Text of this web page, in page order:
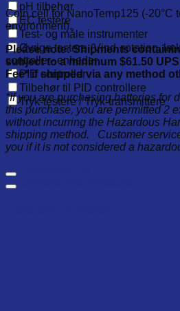
pH tilbehør
EC testere
Test- og måle instrumenter
Øvrige testere (Vind, rotation,
controller- enheder
PID controller
Tilbehør til PID controllere
Tryk-testere / Tryk-transmittere
Coin cell for NanoTemp125 (-20°C
environment).
Please note: Shipments
subject to a minimum $61.50
Fee* if shipped via any method
*Ifyou are purchasing batteries for
this purchase, you are permitted 2
without incurring the Hazardous
shipping method. Customer
you if it is not considered a